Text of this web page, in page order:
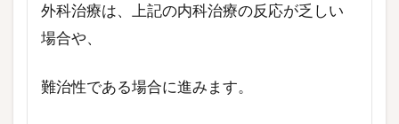
外科治療は、上記の内科治療の反応が乏しい
場合や、
難治性である場合に進みます。